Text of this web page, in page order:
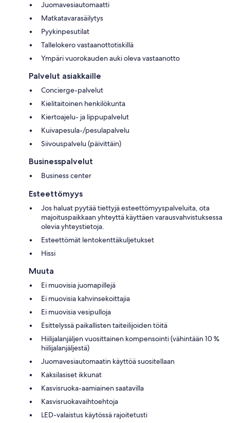
Juomavesiautomaatti
Matkatavarasäilytys
Pyykinpesutilat
Tallelokero vastaanottotiskillä
Ympäri vuorokauden auki oleva vastaanotto
Palvelut asiakkaille
Concierge-palvelut
Kielitaitoinen henkilökunta
Kiertoajelu- ja lippupalvelut
Kuivapesula-/pesulapalvelu
Siivouspalvelu (päivittäin)
Businesspalvelut
Business center
Esteettömyys
Jos haluat pyytää tiettyjä esteettömyyspalveluita, ota
majoituspaikkaan yhteyttä käyttäen varausvahvistuksessa
olevia yhteystietoja.
Esteettömät lentokenttäkuljetukset
Hissi
Muuta
Ei muovisia juomapillejä
Ei muovisia kahvinsekoittajia
Ei muovisia vesipulloja
Esittelyssä paikallisten taiteilijoiden töitä
Hiilijalanjäljen vuosittainen kompensointi (vähintään 10 %
hiilijalanjäljestä)
Juomavesiautomaatin käyttöä suositellaan
Kaksilasiset ikkunat
Kasvisruoka-aamiainen saatavilla
Kasvisruokavaihtoehtoja
LED-valaistus käytössä rajoitetusti